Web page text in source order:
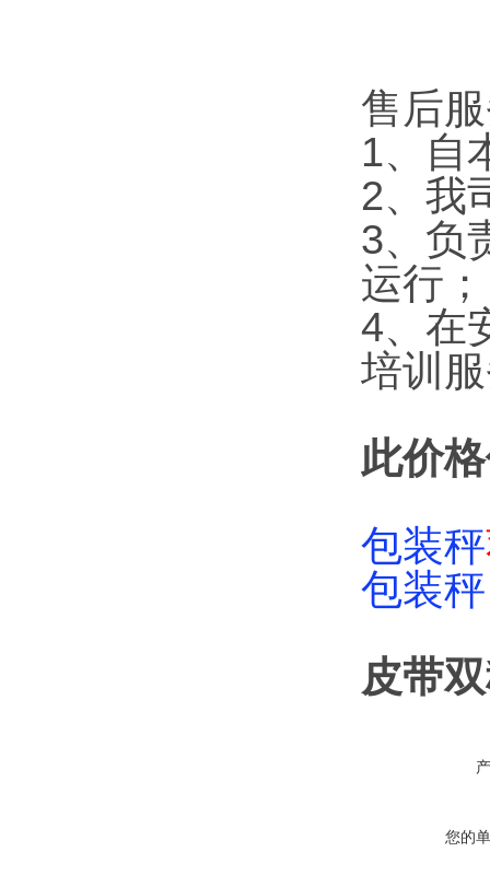
售后
1、自
2、我
3、负
运行；
4、在
培训
此价
包装秤
包装秤
皮带
您的